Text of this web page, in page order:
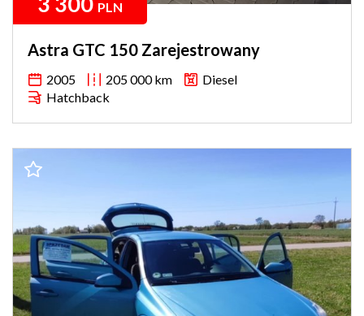
PLN
Astra GTC 150 Zarejestrowany
2005 205 000 km
Diesel
Hatchback